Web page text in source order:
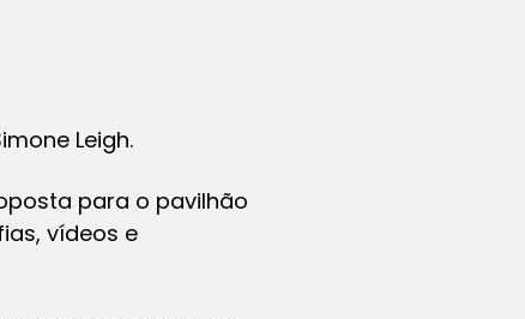
Leigh.
para o pavilhão
vídeos e